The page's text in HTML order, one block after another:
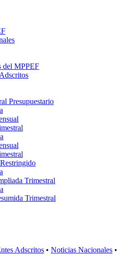
del MPPEF
Presupuestario
Trimestral
Trimestral
Adscritos • Noticias Nacionales •